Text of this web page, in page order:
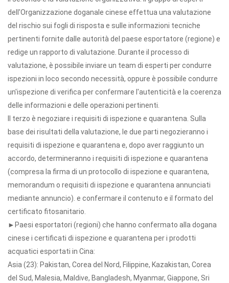
dell'Organizzazione doganale cinese effettua una valutazione
del rischio sui fogli di risposta e sulle informazioni tecniche
pertinenti fornite dalle autorità del paese esportatore (regione) e
redige un rapporto di valutazione. Durante il processo di
valutazione, è possibile inviare un team di esperti per condurre
ispezioni in loco secondo necessità, oppure è possibile condurre
un'ispezione di verifica per confermare l'autenticità e la coerenza
delle informazioni e delle operazioni pertinenti.
Il terzo è negoziare i requisiti di ispezione e quarantena. Sulla
base dei risultati della valutazione, le due parti negozieranno i
requisiti di ispezione e quarantena e, dopo aver raggiunto un
accordo, determineranno i requisiti di ispezione e quarantena
(compresa la firma di un protocollo di ispezione e quarantena,
memorandum o requisiti di ispezione e quarantena annunciati
mediante annuncio). e confermare il contenuto e il formato del
certificato fitosanitario.
►Paesi esportatori (regioni) che hanno confermato alla dogana
cinese i certificati di ispezione e quarantena per i prodotti
acquatici esportati in Cina:
Asia (23): Pakistan, Corea del Nord, Filippine, Kazakistan, Corea
del Sud, Malesia, Maldive, Bangladesh, Myanmar, Giappone, Sri